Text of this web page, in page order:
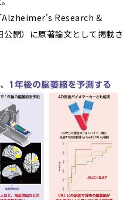
Alzheimer's Research &
開）に原著論文として掲載さ